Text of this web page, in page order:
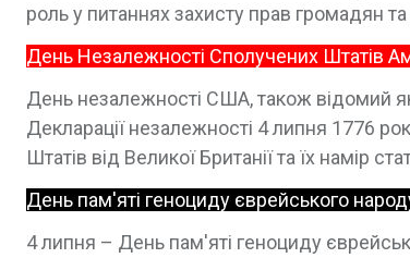
роль у питаннях захисту прав громадян
День Незалежності Сполучених Штатів
День незалежності США, також відомий
Декларації незалежності 4 липня 1776
Штатів від Великої Британії та їх намір
День пам'яті геноциду єврейського
4 липня – День пам'яті геноциду